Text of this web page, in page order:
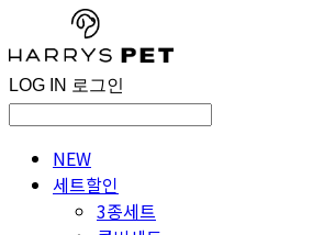
LOG IN 로그인
NEW
세트할인
3종세트